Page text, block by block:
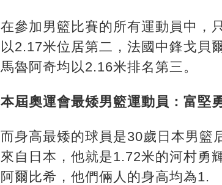
在參加男籃比賽的所有運動員中，
以2.17米位居第二，法國中鋒戈貝
馬魯阿奇均以2.16米排名第三。
本屆奧運會最矮男籃運動員：富堅
而身高最矮的球員是30歲日本男籃
來自日本，他就是1.72米的河村勇
阿爾比希，他們倆人的身高均為1.